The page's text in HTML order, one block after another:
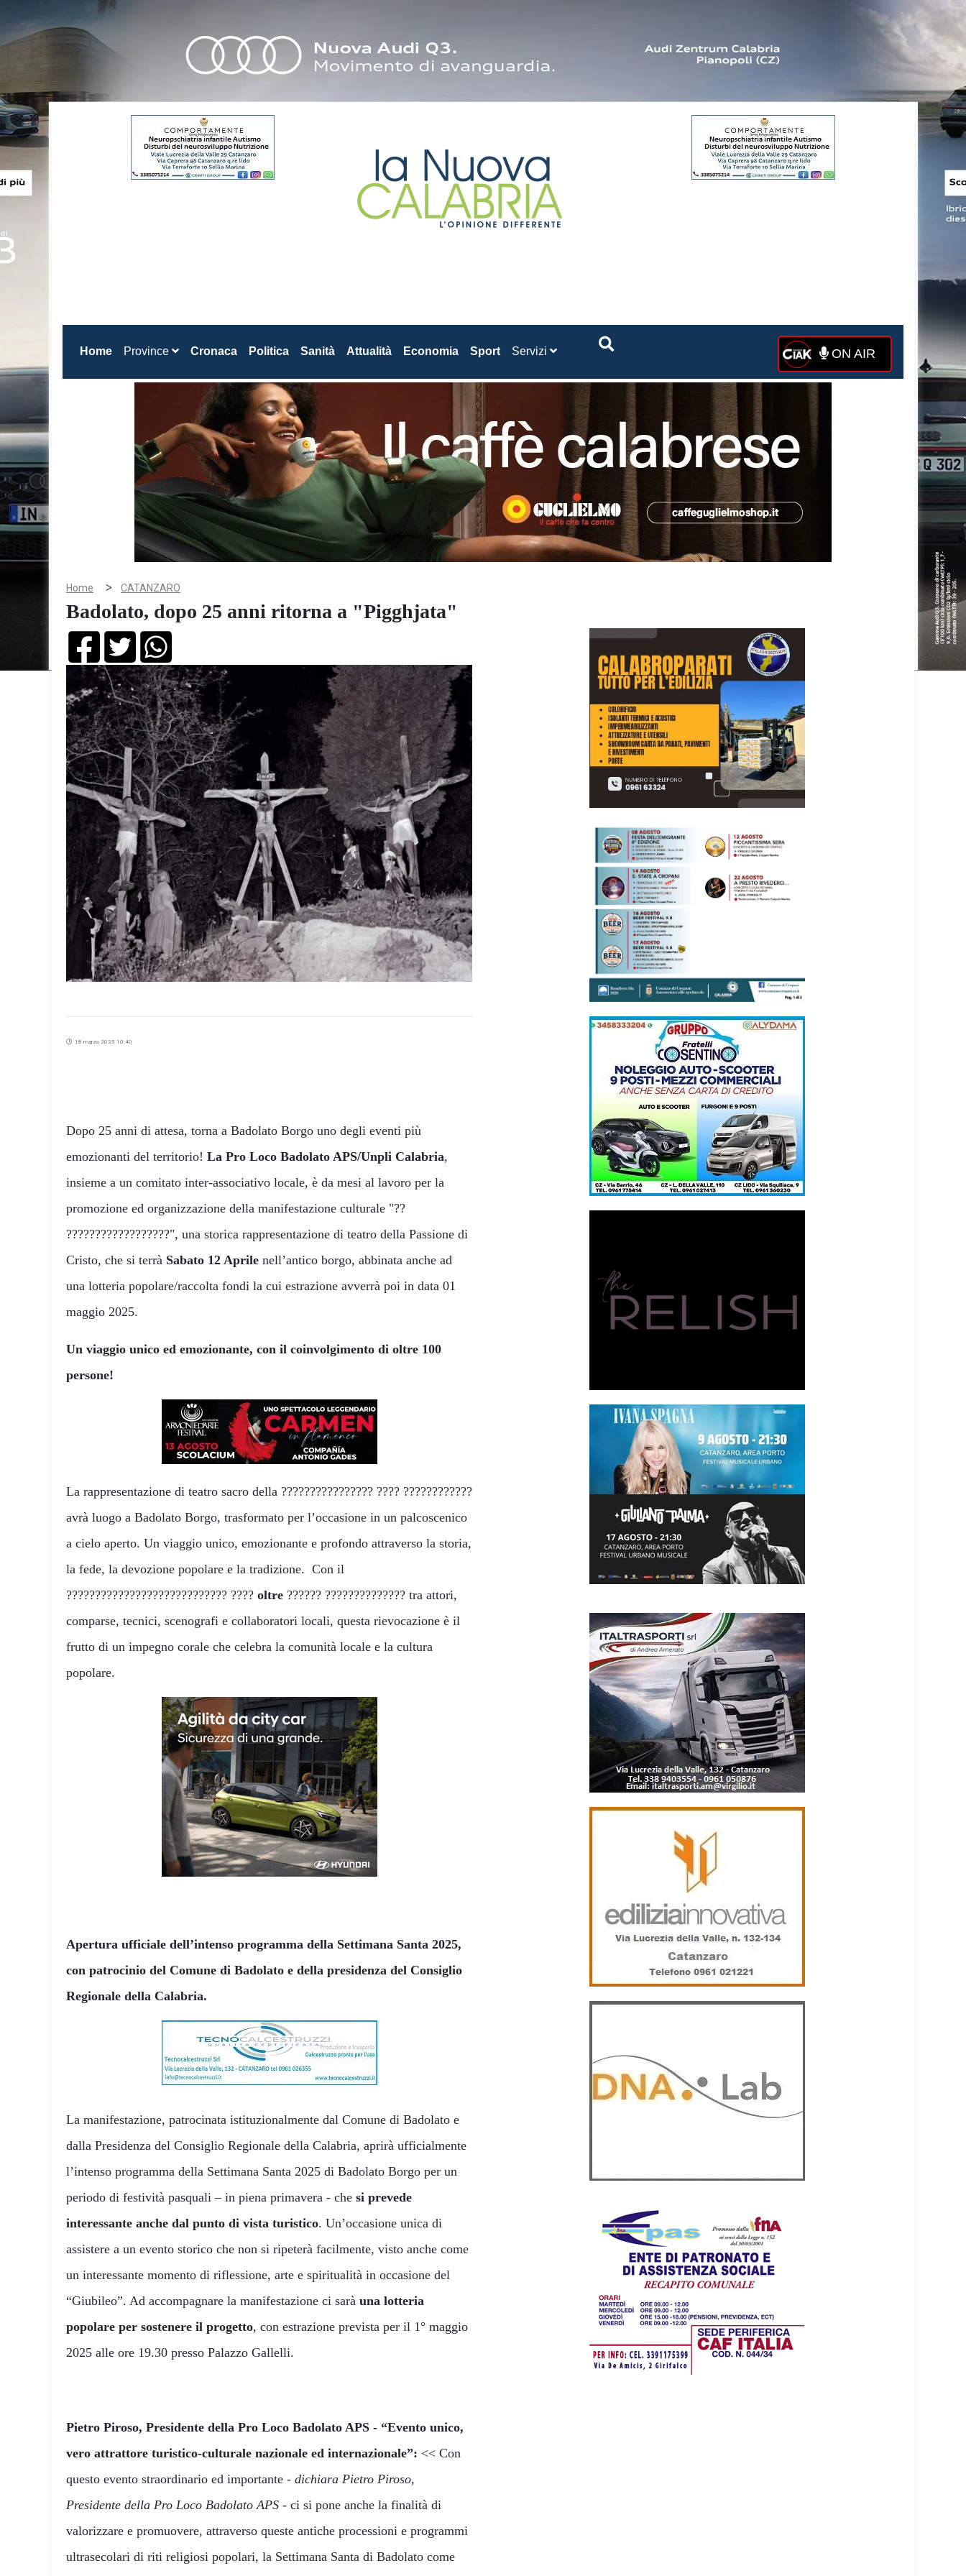
Home(current)
Province Cronaca Politica Sanità Attualità Economia Sport Servizi ON AIR
Home > CATANZARO
Badolato, dopo 25 anni ritorna a "Pigghjata"
18 marzo 2025 10:40
Dopo 25 anni di attesa, torna a Badolato Borgo uno degli eventi più
emozionanti del territorio! La Pro Loco Badolato APS/Unpli Calabria,
insieme a un comitato inter-associativo locale, è da mesi al lavoro per la
promozione ed organizzazione della manifestazione culturale "??
??????????????????", una storica rappresentazione di teatro della Passione di
Cristo, che si terrà Sabato 12 Aprile nell’antico borgo, abbinata anche ad
una lotteria popolare/raccolta fondi la cui estrazione avverrà poi in data 01
maggio 2025.
Un viaggio unico ed emozionante, con il coinvolgimento di oltre 100
persone!
La rappresentazione di teatro sacro della ???????????????? ???? ????????????
avrà luogo a Badolato Borgo, trasformato per l’occasione in un palcoscenico
a cielo aperto. Un viaggio unico, emozionante e profondo attraverso la storia,
la fede, la devozione popolare e la tradizione. Con il
???????????????????????????? ???? oltre ?????? ?????????????? tra attori,
comparse, tecnici, scenografi e collaboratori locali, questa rievocazione è il
frutto di un impegno corale che celebra la comunità locale e la cultura
popolare.
Apertura ufficiale dell’intenso programma della Settimana Santa 2025,
con patrocinio del Comune di Badolato e della presidenza del Consiglio
Regionale della Calabria.
La manifestazione, patrocinata istituzionalmente dal Comune di Badolato e
dalla Presidenza del Consiglio Regionale della Calabria, aprirà ufficialmente
l’intenso programma della Settimana Santa 2025 di Badolato Borgo per un
periodo di festività pasquali – in piena primavera - che si prevede
interessante anche dal punto di vista turistico. Un’occasione unica di
assistere a un evento storico che non si ripeterà facilmente, visto anche come
un interessante momento di riflessione, arte e spiritualità in occasione del
“Giubileo”. Ad accompagnare la manifestazione ci sarà una lotteria
popolare per sostenere il progetto, con estrazione prevista per il 1° maggio
2025 alle ore 19.30 presso Palazzo Gallelli.
Pietro Piroso, Presidente della Pro Loco Badolato APS - “Evento unico,
vero attrattore turistico-culturale nazionale ed internazionale”: << Con
questo evento straordinario ed importante - dichiara Pietro Piroso,
Presidente della Pro Loco Badolato APS - ci si pone anche la finalità di
valorizzare e promuovere, attraverso queste antiche processioni e programmi
ultrasecolari di riti religiosi popolari, la Settimana Santa di Badolato come